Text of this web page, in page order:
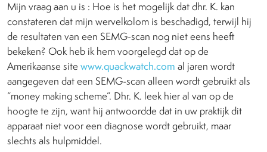
Mijn vraag aan u is : Hoe is het mogelijk dat dhr. K. kan
constateren dat mijn wervelkolom is beschadigd, terwijl hij
de resultaten van een SEMG-scan nog niet eens heeft
bekeken? Ook heb ik hem voorgelegd dat op de
Amerikaanse site www.quackwatch.com al jaren wordt
aangegeven dat een SEMG-scan alleen wordt gebruikt als
“money making scheme”. Dhr. K. leek hier al van op de
hoogte te zijn, want hij antwoordde dat in uw praktijk dit
apparaat niet voor een diagnose wordt gebruikt, maar
slechts als hulpmiddel.